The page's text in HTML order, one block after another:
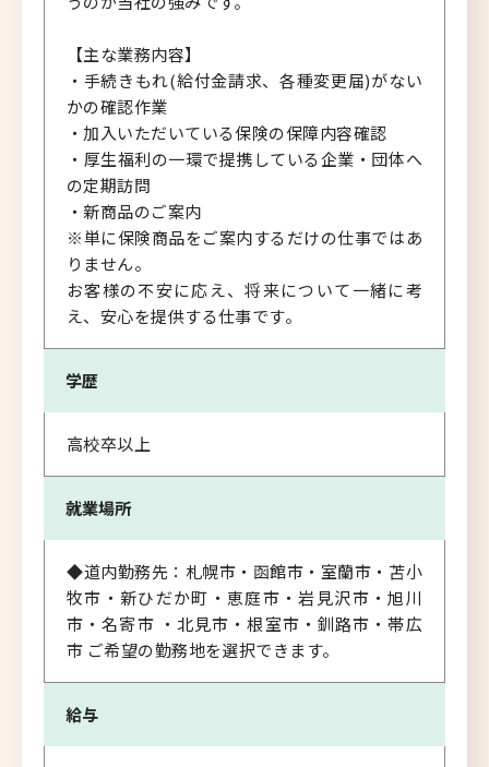
【主な業務内容】
・手続きもれ(給付金請求、各種変更届)がない
かの確認作業
・加入いただいている保険の保障内容確認
・厚生福利の一環で提携している企業・団体へ
の定期訪問
・新商品のご案内
※単に保険商品をご案内するだけの仕事ではあ
りません。
お客様の不安に応え、将来について一緒に考
え、安心を提供する仕事です。
学歴
高校卒以上
就業場所
◆道内勤務先：札幌市・函館市・室蘭市・苫小
牧市・新ひだか町・恵庭市・岩見沢市・旭川
市・名寄市 ・北見市・根室市・釧路市・帯広
市 ご希望の勤務地を選択できます。
給与